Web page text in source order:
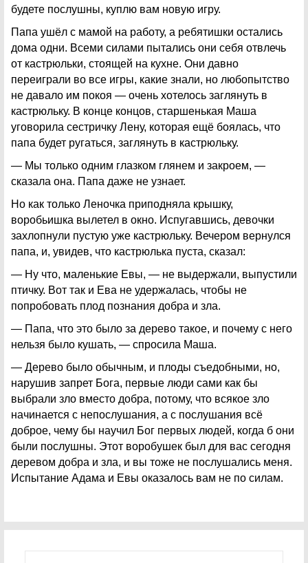
будете послушны, куплю вам новую игру.
Папа ушёл с мамой на работу, а ребятишки остались
дома одни. Всеми силами пытались они себя отвлечь
от кастрюльки, стоящей на кухне. Они давно
переиграли во все игры, какие знали, но любопытство
не давало им покоя — очень хотелось заглянуть в
кастрюльку. В конце концов, старшенькая Маша
уговорила сестричку Лену, которая ещё боялась, что
папа будет ругаться, заглянуть в кастрюльку.
— Мы только одним глазком глянем и закроем, —
сказала она. Папа даже не узнает.
Но как только Леночка приподняла крышку,
воробьишка вылетел в окно. Испугавшись, девочки
захлопнули пустую уже кастрюльку. Вечером вернулся
папа, и, увидев, что кастрюлька пуста, сказал:
— Ну что, маленькие Евы, — не выдержали, выпустили
птичку. Вот так и Ева не удержалась, чтобы не
попробовать плод познания добра и зла.
— Папа, что это было за дерево такое, и почему с него
нельзя было кушать, — спросила Маша.
— Дерево было обычным, и плоды съедобными, но,
нарушив запрет Бога, первые люди сами как бы
выбрали зло вместо добра, потому, что всякое зло
начинается с непослушания, а с послушания всё
доброе, чему бы научил Бог первых людей, когда б они
были послушны. Этот воробушек был для вас сегодня
деревом добра и зла, и вы тоже не послушались меня.
Испытание Адама и Евы оказалось вам не по силам.